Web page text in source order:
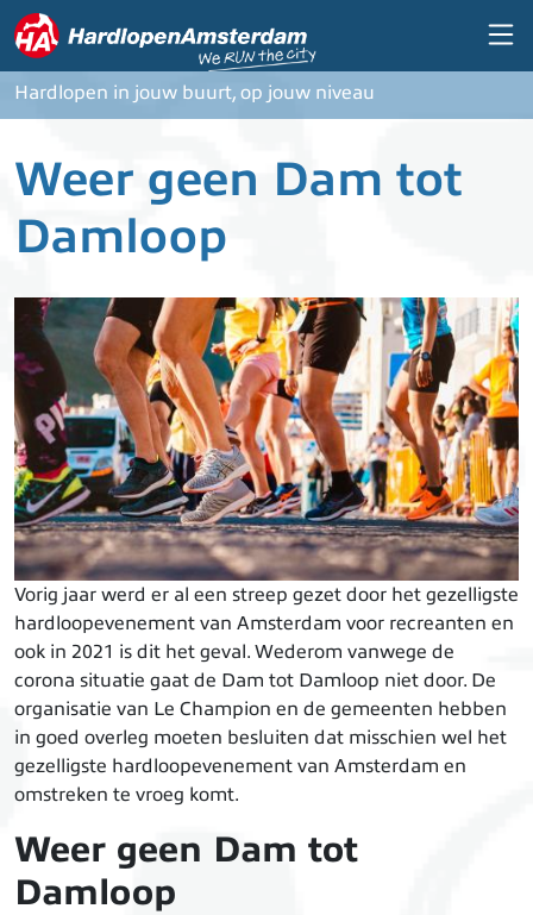
Overslaan en naar de inhoud gaan
Hardlopen in jouw buurt, op jouw niveau
Weer geen Dam tot
Damloop
Vorig jaar werd er al een streep gezet door het gezelligste
hardloopevenement van Amsterdam voor recreanten en
ook in 2021 is dit het geval. Wederom vanwege de
corona situatie gaat de Dam tot Damloop niet door. De
organisatie van Le Champion en de gemeenten hebben
in goed overleg moeten besluiten dat misschien wel het
gezelligste hardloopevenement van Amsterdam en
omstreken te vroeg komt.
Weer geen Dam tot
Damloop